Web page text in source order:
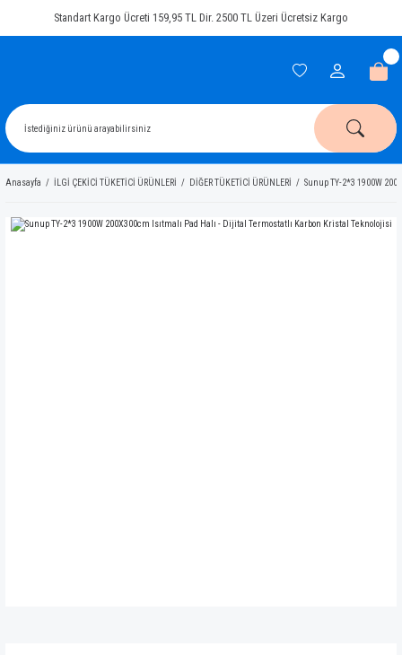
Standart Kargo Ücreti 159,95 TL Dir. 2500 TL Üzeri Ücretsiz Kargo
Anasayfa İLGİ ÇEKİCİ TÜKETİCİ ÜRÜNLERİ DİĞER TÜKETİCİ ÜRÜNLERİ Sunup TY-2*3 1900W